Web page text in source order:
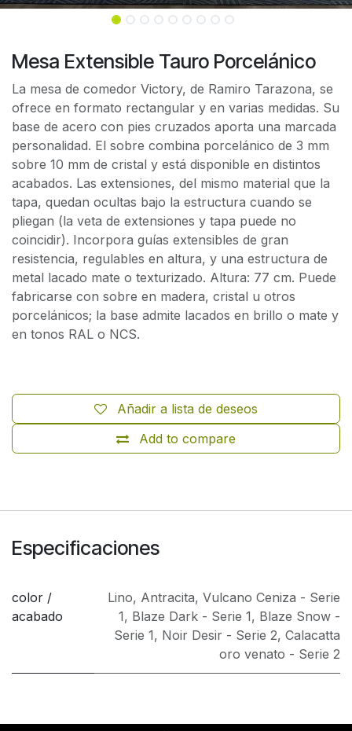
Mesa Extensible Tauro Porcelánico
La mesa de comedor Victory, de Ramiro Tarazona, se
ofrece en formato rectangular y en varias medidas. Su
base de acero con pies cruzados aporta una marcada
personalidad. El sobre combina porcelánico de 3 mm
sobre 10 mm de cristal y está disponible en distintos
acabados. Las extensiones, del mismo material que la
tapa, quedan ocultas bajo la estructura cuando se
pliegan (la veta de extensiones y tapa puede no
coincidir). Incorpora guías extensibles de gran
resistencia, regulables en altura, y una estructura de
metal lacado mate o texturizado. Altura: 77 cm. Puede
fabricarse con sobre en madera, cristal u otros
porcelánicos; la base admite lacados en brillo o mate y
en tonos RAL o NCS.
Add to compare
Añadir a lista de deseos
Especificaciones
color /
acabado
Lino, Antracita, Vulcano Ceniza - Serie
1, Blaze Dark - Serie 1, Blaze Snow -
Serie 1, Noir Desir - Serie 2, Calacatta
oro venato - Serie 2